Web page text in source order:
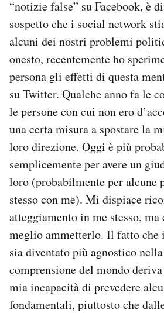
“notizie false” su Facebook, è
sospetto che i social network
alcuni dei nostri problemi
onesto, recentemente ho
persona gli effetti di questa
su Twitter. Qualche anno fa le
le persone con cui non ero
una certa misura a spostare la
loro direzione. Oggi è più
semplicemente per avere un
loro (probabilmente per alcune
stesso con me). Mi dispiace
atteggiamento in me stesso, ma
meglio ammetterlo. Il fatto che
sia diventato più agnostico
comprensione del mondo
mia incapacità di prevedere
fondamentali, piuttosto che